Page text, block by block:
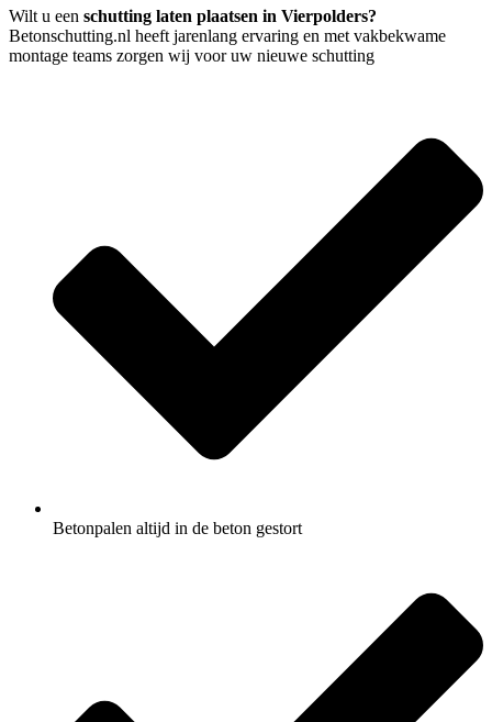
Wilt u een schutting laten plaatsen in Vierpolders?
Betonschutting.nl heeft jarenlang ervaring en met vakbekwame
montage teams zorgen wij voor uw nieuwe schutting
Betonpalen altijd in de beton gestort